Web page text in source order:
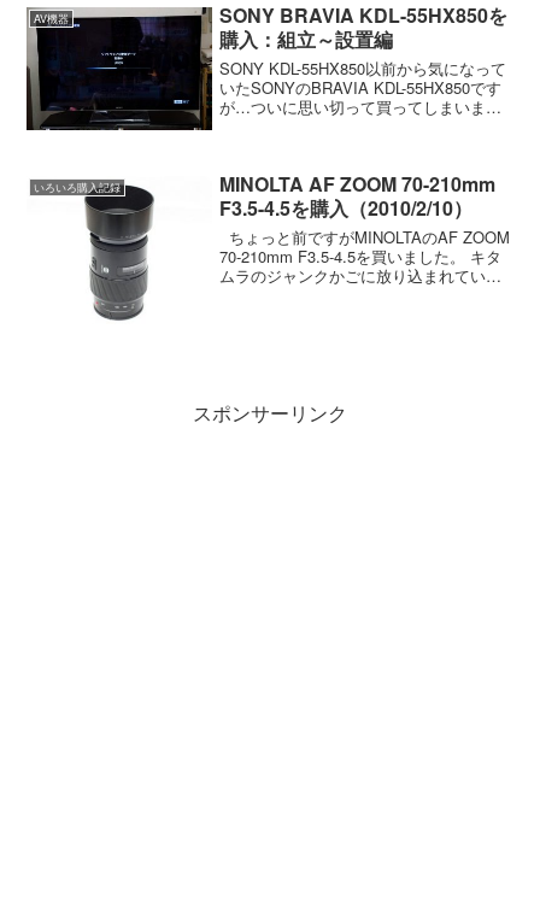
AV機器
SONY BRAVIA KDL-55HX850を
購入：組立～設置編
SONY KDL-55HX850以前から気になって
いたSONYのBRAVIA KDL-55HX850です
が…ついに思い切って買ってしまいまし
いろいろ購入記録
MINOLTA AF ZOOM 70-210mm
F3.5-4.5を購入（2010/2/10）
ちょっと前ですがMINOLTAのAF ZOOM
70-210mm F3.5-4.5を買いました。 キタ
ムラのジャンクかごに放り込まれていた
スポンサーリンク